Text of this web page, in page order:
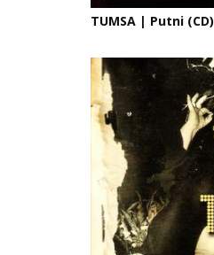
TUMSA | Putni (CD)